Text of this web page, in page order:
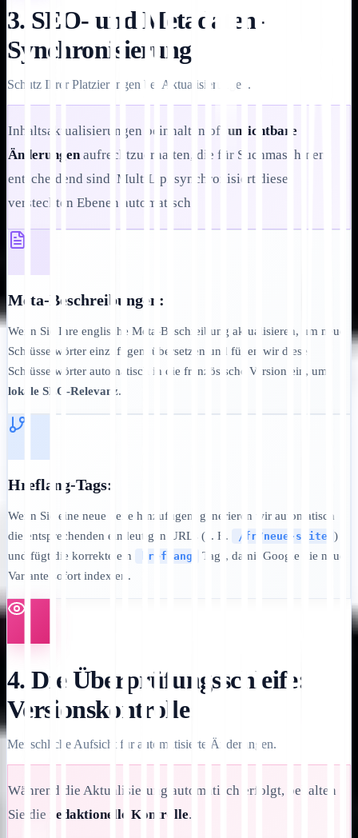
3. SEO- und Metadaten-
Synchronisierung
Schutz Ihrer Platzierungen bei Aktualisierungen.
Inhaltsaktualisierungen beinhalten oft unsichtbare
Änderungenaufrechtzuerhalten, die für Suchmaschinen
entscheidend sind. MultiLipi synchronisiert diese
versteckten Ebenen automatisch:
Meta-Beschreibungen:
Wenn Sie Ihre englische Meta-Beschreibung aktualisieren, um neue
Schlüsselwörter einzufügen, übersetzen und fügen wir diese
Schlüsselwörter automatisch in die französische Version ein, um
lokale SEO-Relevanz.
Hreflang-Tags:
Wenn Sie eine neue Seite hinzufügen, generieren wir automatisch
die entsprechenden eindeutigen URLs (z. B.
/fr/neue-seite )
und fügt die korrekte ein
hreflang
Tags, damit Google die neue
Variante sofort indexiert.
4. Die Überprüfungsschleife:
Versionskontrolle
Menschliche Aufsicht für automatisierte Änderungen.
Während die Aktualisierung automatisch erfolgt, behalten
Sie die redaktionelle Kontrolle.